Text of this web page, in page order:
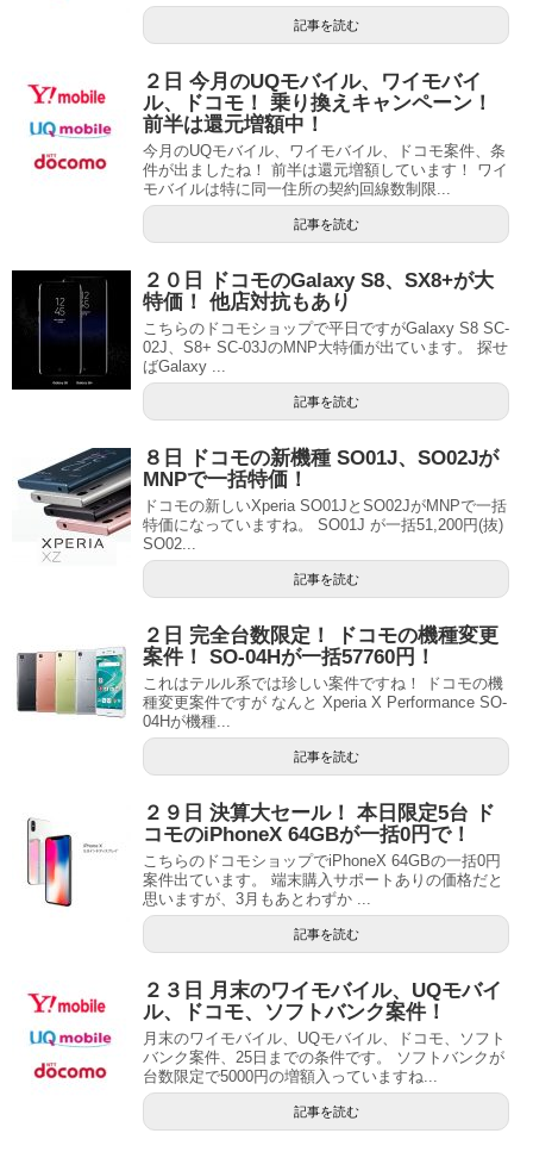
記事を読む
２日 今月のUQモバイル、ワイモバイ
ル、ドコモ！ 乗り換えキャンペーン！
前半は還元増額中！
今月のUQモバイル、ワイモバイル、ドコモ案件、条
件が出ましたね！ 前半は還元増額しています！ ワイ
モバイルは特に同一住所の契約回線数制限...
記事を読む
２０日 ドコモのGalaxy S8、SX8+が大
特価！ 他店対抗もあり
こちらのドコモショップで平日ですがGalaxy S8 SC-
02J、S8+ SC-03JのMNP大特価が出ています。 探せ
ばGalaxy ...
記事を読む
８日 ドコモの新機種 SO01J、SO02Jが
MNPで一括特価！
ドコモの新しいXperia SO01JとSO02JがMNPで一括
特価になっていますね。 SO01J が一括51,200円(抜)
SO02...
記事を読む
２日 完全台数限定！ ドコモの機種変更
案件！ SO-04Hが一括57760円！
これはテルル系では珍しい案件ですね！ ドコモの機
種変更案件ですが なんと Xperia X Performance SO-
04Hが機種...
記事を読む
２９日 決算大セール！ 本日限定5台 ド
コモのiPhoneX 64GBが一括0円で！
こちらのドコモショップでiPhoneX 64GBの一括0円
案件出ています。 端末購入サポートありの価格だと
思いますが、3月もあとわずか ...
記事を読む
２３日 月末のワイモバイル、UQモバイ
ル、ドコモ、ソフトバンク案件！
月末のワイモバイル、UQモバイル、ドコモ、ソフト
バンク案件、25日までの条件です。 ソフトバンクが
台数限定で5000円の増額入っていますね...
記事を読む